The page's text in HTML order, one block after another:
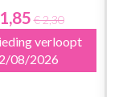
€ 2,30
verloopt
08/2026